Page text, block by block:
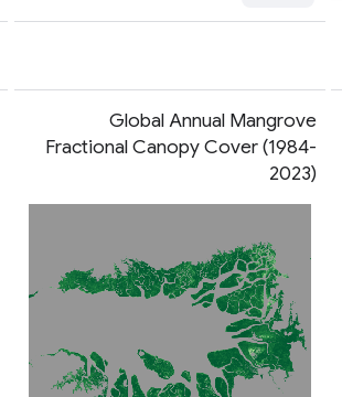
Global Annual Mangrove
Fractional Canopy Cover (1984-
2023)